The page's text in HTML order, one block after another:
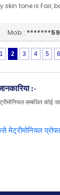
skin tone is Fair,
ON : 09/06/2026
Mob :
1 2 3 4 5 6
:-
सम्बंधित कोई
मेट्रीमोनियल